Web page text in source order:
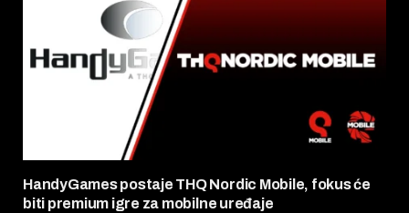
HandyGames postaje THQ Nordic Mobile, fokus će
biti premium igre za mobilne uređaje